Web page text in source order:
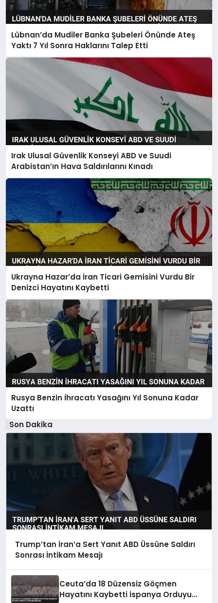
Lübnan’da Mudiler Banka Şubeleri Önünde Ateş
Yaktı 7 Yıl Sonra Haklarını Talep Etti
Irak Ulusal Güvenlik Konseyi ABD ve Suudi
Arabistan’ın Hava Saldırılarını Kınadı
Ukrayna Hazar’da İran Ticari Gemisini Vurdu Bir
Denizci Hayatını Kaybetti
Rusya Benzin İhracatı Yasağını Yıl Sonuna Kadar
Uzattı
Son Dakika
Trump’tan İran’a Sert Yanıt ABD Üssüne Saldırı
Sonrası İntikam Mesajı
Ceuta’da 18 Düzensiz Göçmen
Hayatını Kaybetti İspanya Orduyu